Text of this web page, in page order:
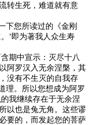
转生死，难道就有意
下您所读过的《金刚
’即为著我人众生寿
期中宣示：灭尽十八
阿罗汉入无余涅槃，其
没有不生灭的自我存
理。所以您想成为阿罗
我继续存在于无余涅
以也是兔无角。这些谬
要的，而发起您的菩萨